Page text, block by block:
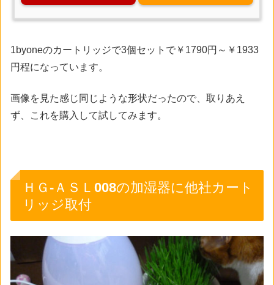
1byoneのカートリッジで3個セットで￥1790円～￥1933
円程になっています。
画像を見た感じ同じような形状だったので、取りあえ
ず、これを購入して試してみます。
ＨＧ-ＡＳＬ008の加湿器に他社カート
リッジ取付